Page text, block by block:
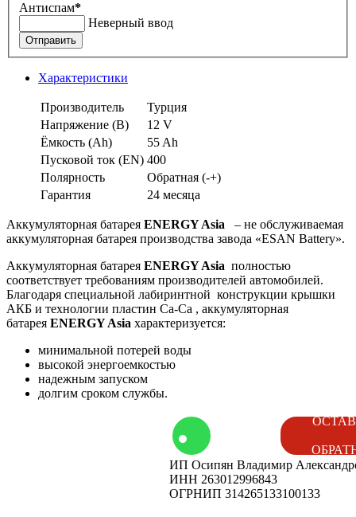
Антиспам*
Неверный ввод
Отправить
Характеристики
Производитель
Турция
Напряжение (В)
12 V
Ёмкость (Аh)
55 Ah
Пусковой ток (EN) 400
Полярность
Обратная (-+)
Гарантия
24 месяца
Аккумуляторная батарея ENERGY Asia – не обслуживаемая
аккумуляторная батарея производства завода «ESAN Battery».
Аккумуляторная батарея ENERGY Asia полностью
соответствует требованиям производителей автомобилей.
Благодаря специальной лабиринтной конструкции крышки
АКБ и технологии пластин Ca-Ca , аккумуляторная
батарея ENERGY Asia характеризуется:
минимальной потерей воды
высокой энергоемкостью
надежным запуском
долгим сроком службы.
ИП Осипян Владимир
ИНН 263012996843
ОГРНИП 314265133100133